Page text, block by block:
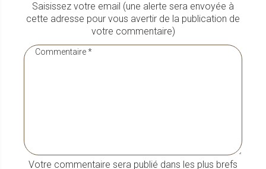
Saisissez votre email (une alerte sera envoyée à
cette adresse pour vous avertir de la publication de
votre commentaire)
Votre commentaire sera publié dans les plus brefs